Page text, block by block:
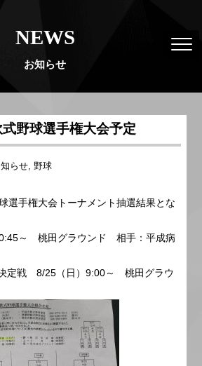
NEWS
お知らせ
野球選手権大会予定
らせ 野球
選手権大会トーナメント抽選結果とな
～ 桃田グラウンド 相手：平成病
定戦 8/25（日）9:00～ 桃田グラウ